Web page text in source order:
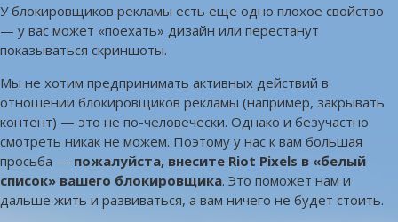
У блокировщиков рекламы есть еще одно плохое свойство
— у вас может «поехать» дизайн или перестанут
показываться скриншоты.
Мы не хотим предпринимать активных действий в
отношении блокировщиков рекламы (например, закрывать
контент) — это не по-человечески. Однако и безучастно
смотреть никак не можем. Поэтому у нас к вам большая
просьба — пожалуйста, внесите Riot Pixels в «белый
список» вашего блокировщика. Это поможет нам и
дальше жить и развиваться, а вам ничего не будет стоить.